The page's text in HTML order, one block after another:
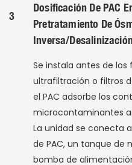
3
Dosificación De PAC
Pretratamiento De
Inversa/
Se instala antes de los
ultrafiltración o filtros
el PAC adsorbe los
microcontaminantes
La unidad se conecta
de PAC, un tanque de
bomba de